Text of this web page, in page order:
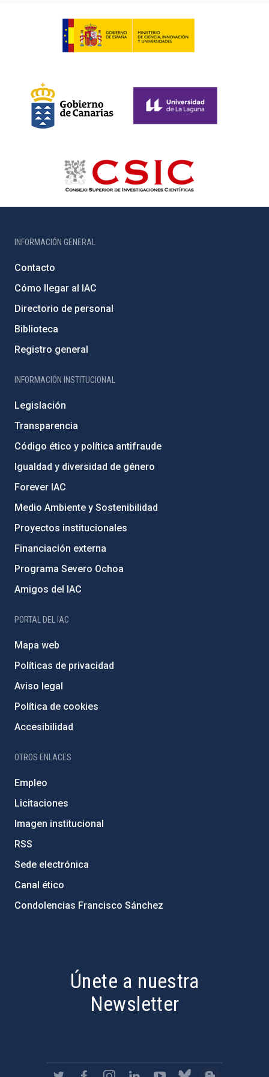
INFORMACIÓN GENERAL
Contacto
Cómo llegar al IAC
Directorio de personal
Biblioteca
Registro general
INFORMACIÓN INSTITUCIONAL
Legislación
Transparencia
Código ético y política antifraude
Igualdad y diversidad de género
Forever IAC
Medio Ambiente y Sostenibilidad
Proyectos institucionales
Financiación externa
Programa Severo Ochoa
Amigos del IAC
PORTAL DEL IAC
Mapa web
Políticas de privacidad
Aviso legal
Política de cookies
Accesibilidad
OTROS ENLACES
Empleo
Licitaciones
Imagen institucional
RSS
Sede electrónica
Canal ético
Condolencias Francisco Sánchez
Únete a nuestra
Newsletter